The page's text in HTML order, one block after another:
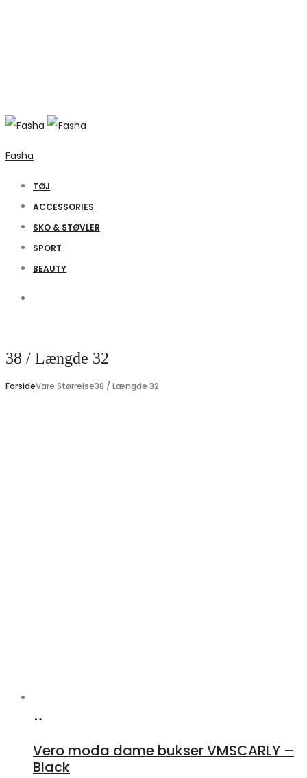
Fasha
TØJ
ACCESSORIES
SKO & STØVLER
SPORT
BEAUTY
38 / Længde 32
ForsideVare Størrelse38 / Længde 32
Klædeskabet.dk
Vero moda dame bukser VMSCARLY –
Black